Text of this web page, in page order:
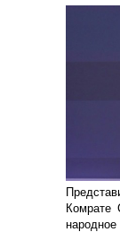
Комрате